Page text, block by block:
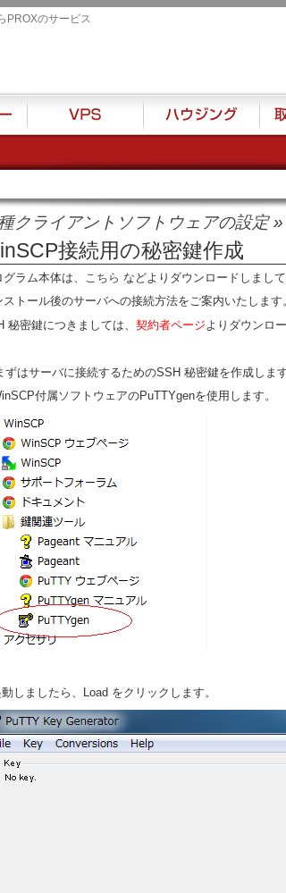
PROXのサービス
クライアントソフトウェアの設定»
接続用の秘密鍵作成
ラム本体は、 こちら などよりダウンロードしまし
ストール後のサーバへの接続方法をご案内いたします。
秘密鍵につきましては、 契約者ページ よりダウンロ
ずはサーバに接続するためのSSH 秘密鍵を作成します
付属ソフトウェアのPuTTYgenを使用します。
しましたら、Load をクリックします。
VPS ハウジング 取得